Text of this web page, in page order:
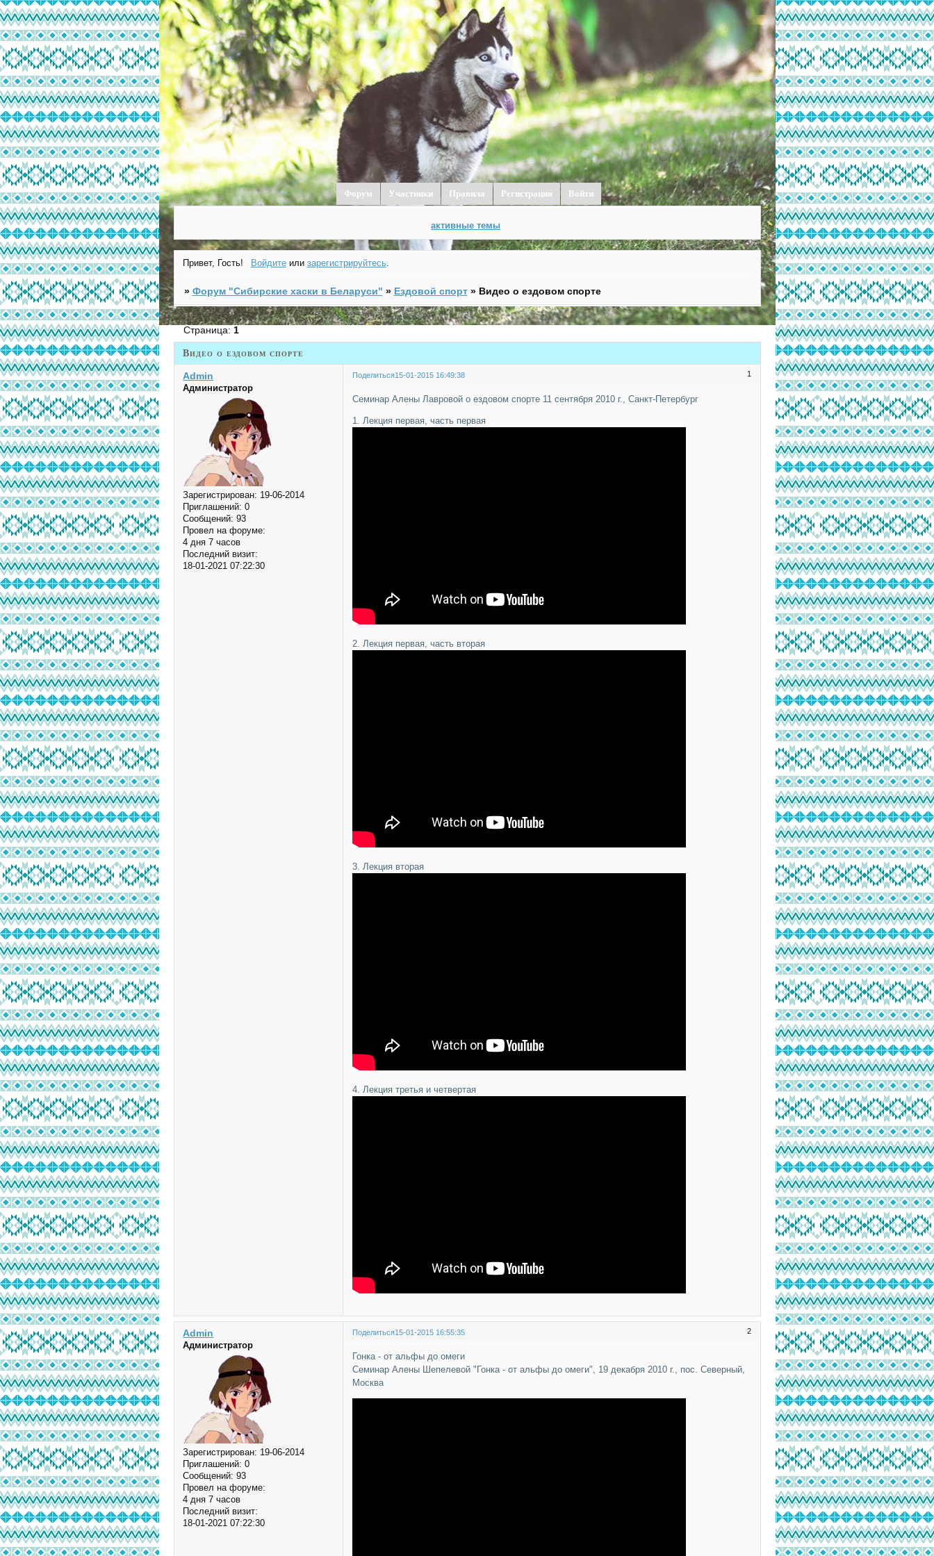
Форум Участники Правила Регистрация Войти
активные темы
Привет, Гость! Войдитеили зарегистрируйтесь.
» Форум "Cибирские хаски в Беларуси" » Ездовой спорт » Видео о ездовом спорте
Видео о ездовом спорте
Страница: 1
Поделиться 1
15-01-2015 16:49:38
Admin
Администратор
Зарегистрирован: 19-06-2014
Приглашений: 0
Сообщений: 93
Провел на форуме:
4 дня 7 часов
Последний визит:
18-01-2021 07:22:30
Семинар Алены Лавровой о ездовом спорте 11 сентября 2010 г., Санкт-Петербург
1. Лекция первая, часть первая
2. Лекция первая, часть вторая
3. Лекция вторая
4. Лекция третья и четвертая
Поделиться 2
15-01-2015 16:55:35
Admin
Администратор
Зарегистрирован: 19-06-2014
Приглашений: 0
Сообщений: 93
Провел на форуме:
4 дня 7 часов
Последний визит:
18-01-2021 07:22:30
Гонка - от альфы до омеги
Семинар Алены Шепелевой "Гонка - от альфы до омеги", 19 декабря 2010 г., пос. Северный,
Москва